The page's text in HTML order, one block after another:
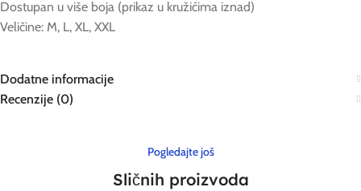
Dostupan u više boja (prikaz u kružićima iznad)
Veličine: M, L, XL, XXL
Dodatne informacije
Recenzije (0)
Pogledajte još
Sličnih proizvoda